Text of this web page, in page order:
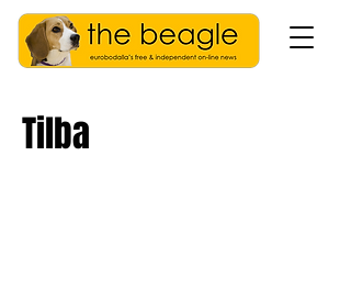
Tilba